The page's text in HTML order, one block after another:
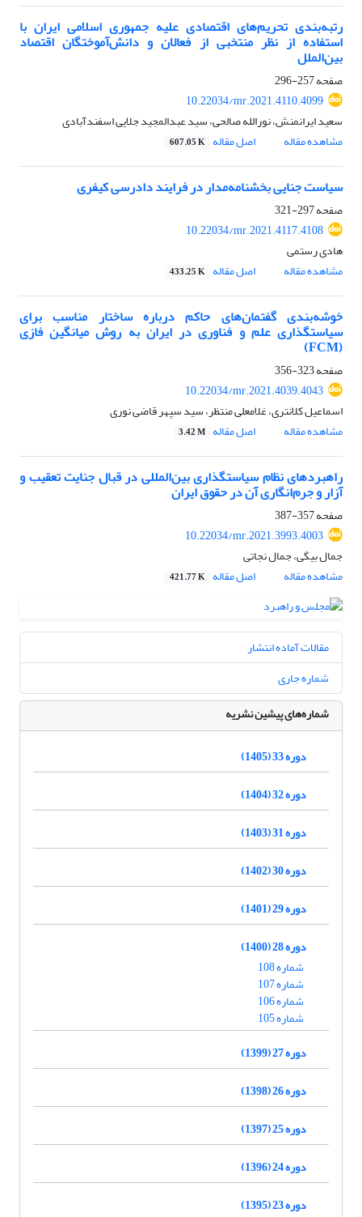
رتبه‌بندی تحریم‌های اقتصادی علیه جمهوری اسلامی ایران با
استفاده از نظر منتخبی از فعالان و دانش‌آموختگان اقتصاد
بین‌الملل
صفحه257-296
10.22034/mr.2021.4110.4099
سعید ایرانمنش، نورالله صالحی، سید عبدالمجید جلایی اسفندآبادی
مشاهده مقاله
اصل مقاله 607.05 K
سیاست جنایی بخشنامه‌مدار در فرایند دادرسی کیفری
صفحه297-321
10.22034/mr.2021.4117.4108
هادی رستمی
مشاهده مقاله
اصل مقاله 433.25 K
خوشه‌بندی گفتمان‌های حاکم درباره ساختار مناسب برای
سیاستگذاری علم و فناوری در ایران به روش میانگین فازی
(FCM)
صفحه323-356
10.22034/mr.2021.4039.4043
اسماعیل کلانتری، غلامعلی منتظر، سید سپهر قاضی نوری
مشاهده مقاله
اصل مقاله 3.42 M
راهبردهای نظام سیاستگذاری بین‌المللی در قبال جنایت تعقیب و
آزار و جرم‌انگاری آن در حقوق ایران
صفحه357-387
10.22034/mr.2021.3993.4003
جمال بیگی، جمال نجاتی
مشاهده مقاله
اصل مقاله 421.77 K
مقالات آماده انتشار
شماره جاری
شماره‌های پیشین نشریه
دوره 33 (1405)
دوره 32 (1404)
دوره 31 (1403)
دوره 30 (1402)
دوره 29 (1401)
دوره 28 (1400)
شماره 108
شماره 107
شماره 106
شماره 105
دوره 27 (1399)
دوره 26 (1398)
دوره 25 (1397)
دوره 24 (1396)
دوره 23 (1395)